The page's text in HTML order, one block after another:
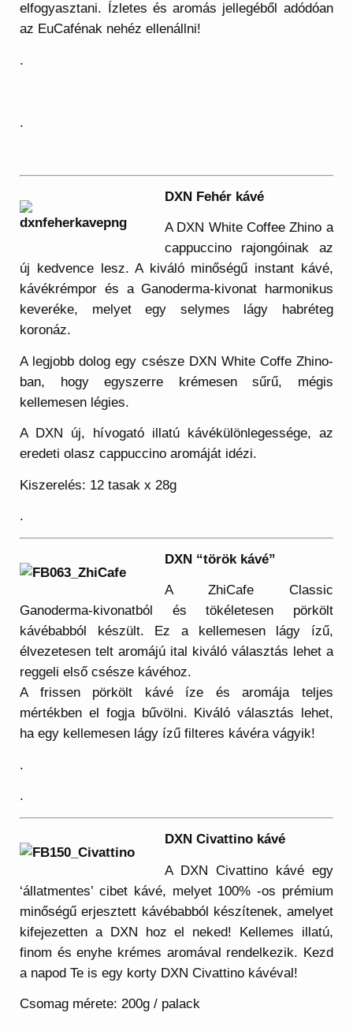
elfogyasztani. Ízletes és aromás jellegéből adódóan
az EuCafénak nehéz ellenállni!
.
.
DXN Fehér kávé
A DXN White Coffee Zhino a
cappuccino rajongóinak az
új kedvence lesz. A kiváló minőségű instant kávé,
kávékrémpor és a Ganoderma-kivonat harmonikus
keveréke, melyet egy selymes lágy habréteg
koronáz.
A legjobb dolog egy csésze DXN White Coffe Zhino-
ban, hogy egyszerre krémesen sűrű, mégis
kellemesen légies.
A DXN új, hívogató illatú kávékülönlegessége, az
eredeti olasz cappuccino aromáját idézi.
Kiszerelés: 12 tasak x 28g
.
DXN “török kávé”
A ZhiCafe Classic
Ganoderma-kivonatból és tökéletesen pörkölt
kávébabból készült. Ez a kellemesen lágy ízű,
élvezetesen telt aromájú ital kiváló választás lehet a
reggeli első csésze kávéhoz.
A frissen pörkölt kávé íze és aromája teljes
mértékben el fogja bűvölni. Kiváló választás lehet,
ha egy kellemesen lágy ízű filteres kávéra vágyik!
.
.
DXN Civattino kávé
A DXN Civattino kávé egy
‘állatmentes’ cibet kávé, melyet 100% -os prémium
minőségű erjesztett kávébabból készítenek, amelyet
kifejezetten a DXN hoz el neked! Kellemes illatú,
finom és enyhe krémes aromával rendelkezik. Kezd
a napod Te is egy korty DXN Civattino kávéval!
Csomag mérete: 200g / palack